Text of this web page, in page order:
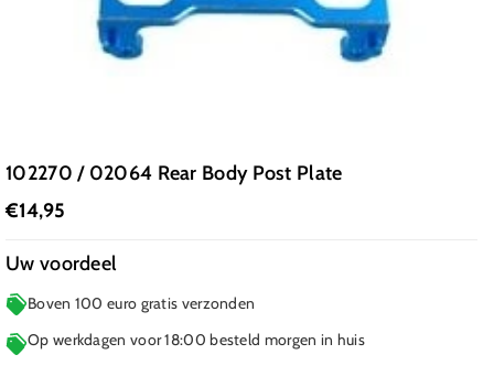
102270 / 02064 Rear Body Post Plate
€14,95
Uw voordeel
Boven 100 euro gratis verzonden
Op werkdagen voor 18:00 besteld morgen in huis